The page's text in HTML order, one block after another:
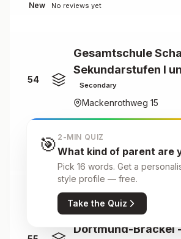
New No reviews yet
54
Gesamtschule
Sekundarstufen I
Secondary
Mackenrothweg 15
New No reviews yet
Geschwister-Scholl-
Gesamtschule im
Dortmund-Brackel
🎯 2-MIN QUIZ
What kind of parent are
Pick 16 words. Get a
style profile — free.
Take the Quiz